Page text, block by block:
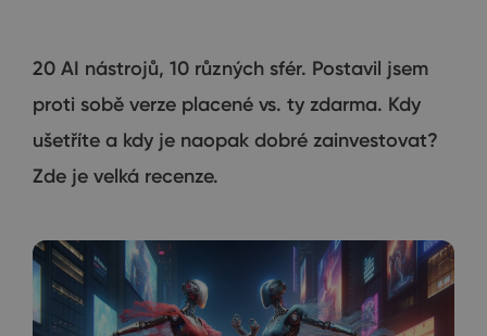
20 AI nástrojů, 10 různých sfér. Postavil jsem
proti sobě verze placené vs. ty zdarma. Kdy
ušetříte a kdy je naopak dobré zainvestovat?
Zde je velká recenze.